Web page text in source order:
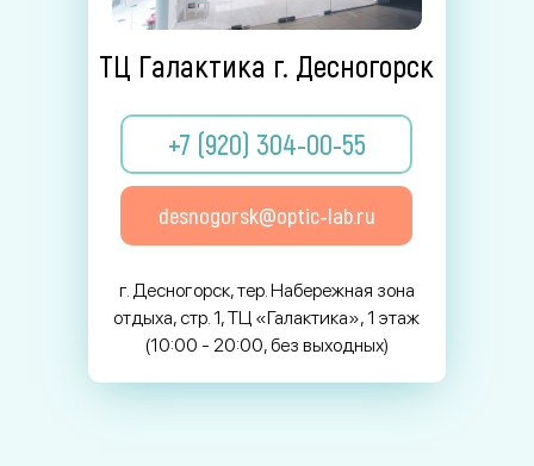
ТЦ Галактика г. Десногорск
+7 (920) 304-00-55
desnogorsk@optic-lab.ru
г. Десногорск, тер. Набережная зона
отдыха, стр. 1, ТЦ «Галактика», 1 этаж
(10:00 - 20:00, без выходных)